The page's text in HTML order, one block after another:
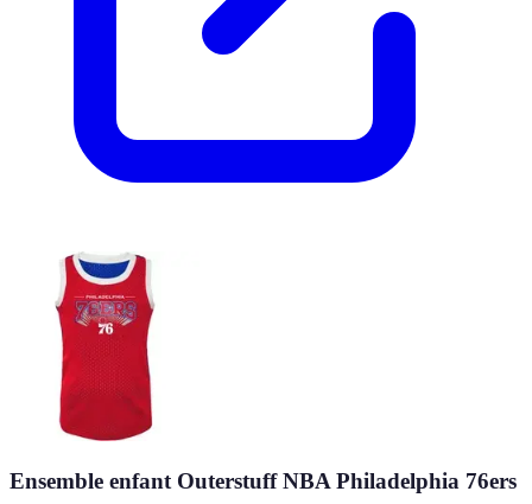
Ensemble enfant Outerstuff NBA Philadelphia 76ers